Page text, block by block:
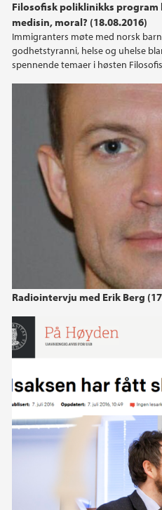
Filosofisk poliklinikks program
medisin, moral? (18.08.2016)
Immigranters møte med norsk
godhetstyranni, helse og uhelse
spennende temaer i høsten
Radiointervju med Erik Berg
2013
2011